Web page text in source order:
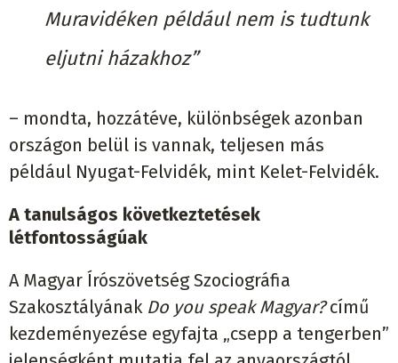
Muravidéken például nem is tudtunk
eljutni házakhoz”
– mondta, hozzátéve, különbségek azonban
országon belül is vannak, teljesen más
például Nyugat-Felvidék, mint Kelet-Felvidék.
A tanulságos következtetések
létfontosságúak
A Magyar Írószövetség Szociográfia
Szakosztályának Do you speak Magyar?című
kezdeményezése egyfajta „csepp a tengerben”